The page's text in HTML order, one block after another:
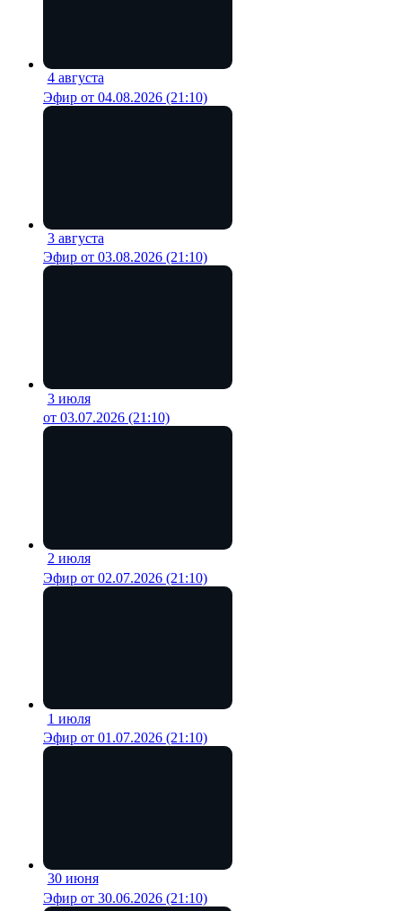
4 августа
Эфир от 04.08.2026 (21:10)
3 августа
Эфир от 03.08.2026 (21:10)
3 июля
от 03.07.2026 (21:10)
2 июля
Эфир от 02.07.2026 (21:10)
1 июля
Эфир от 01.07.2026 (21:10)
30 июня
Эфир от 30.06.2026 (21:10)